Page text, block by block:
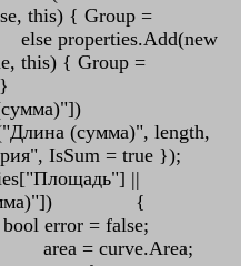
this) { Group =
this) { Group =
}); }
(сумма)", length,
IsSum = true });
||
(сумма)"]) {
error = false;